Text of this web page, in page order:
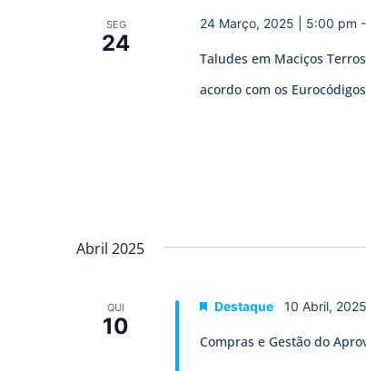
SEG
24
Taludes em Maciços
acordo com os Eurocódigos
24 Março, 2025 | 5:00 pm -
Abril 2025
QUI
10
Compras e Gestão do
Destaque 10 Abril,